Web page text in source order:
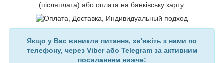
(післяплата) або оплата на банківську карту.
Якщо у Вас виникли питання, зв'яжіть з нами по
телефону, через Viber або Telegram за активним
посиланням нижче: